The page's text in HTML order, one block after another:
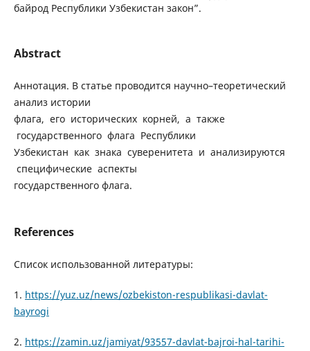
байрод Республики Узбекистан закон”.
Abstract
Аннотация. В статье проводится научно–теоретический
анализ истории
флага, его исторических корней, а также
государственного флага Республики
Узбекистан как знака суверенитета и анализируются
специфические аспекты
государственного флага.
References
Список использованной литературы:
1. https://yuz.uz/news/ozbekiston-respublikasi-davlat-
bayrogi
2. https://zamin.uz/jamiyat/93557-davlat-bajroi-hal-tarihi-